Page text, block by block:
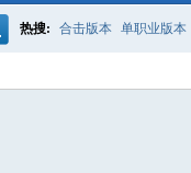
热搜: 合击版本 单职业版本